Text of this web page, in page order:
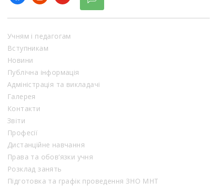
Учням і педагогам
Вступникам
Новини
Публічна інформація
Адміністрація та викладачі
Галерея
Контакти
Звіти
Професії
Дистанційне навчання
Права та обов’язки учня
Розклад занять
Підготовка та графік проведення ЗНО МНТ